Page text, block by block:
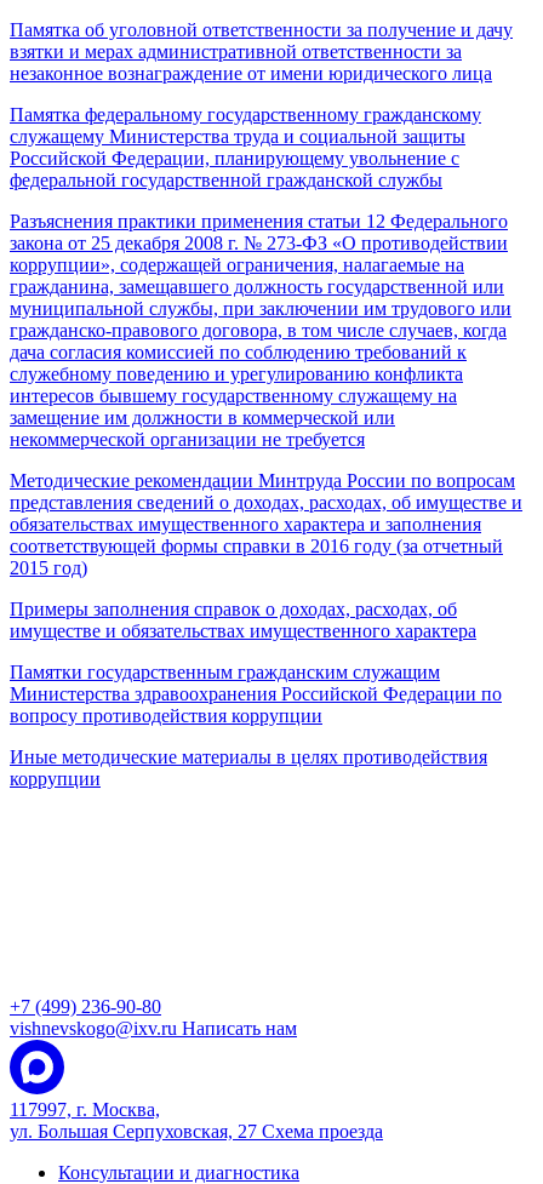
Памятка об уголовной ответственности за получение и дачу
взятки и мерах административной ответственности за
незаконное вознаграждение от имени юридического лица
Памятка федеральному государственному гражданскому
служащему Министерства труда и социальной защиты
Российской Федерации, планирующему увольнение с
федеральной государственной гражданской службы
Разъяснения практики применения статьи 12 Федерального
закона от 25 декабря 2008 г. № 273-ФЗ «О противодействии
коррупции», содержащей ограничения, налагаемые на
гражданина, замещавшего должность государственной или
муниципальной службы, при заключении им трудового или
гражданско-правового договора, в том числе случаев, когда
дача согласия комиссией по соблюдению требований к
служебному поведению и урегулированию конфликта
интересов бывшему государственному служащему на
замещение им должности в коммерческой или
некоммерческой организации не требуется
Методические рекомендации Минтруда России по вопросам
представления сведений о доходах, расходах, об имуществе и
обязательствах имущественного характера и заполнения
соответствующей формы справки в 2016 году (за отчетный
2015 год)
Примеры заполнения справок о доходах, расходах, об
имуществе и обязательствах имущественного характера
Памятки государственным гражданским служащим
Министерства здравоохранения Российской Федерации по
вопросу противодействия коррупции
Иные методические материалы в целях противодействия
коррупции
+7 (499) 236-90-80
vishnevskogo@ixv.ru Написать нам
117997, г. Москва,
ул. Большая Серпуховская, 27 Схема проезда
Консультации и диагностика